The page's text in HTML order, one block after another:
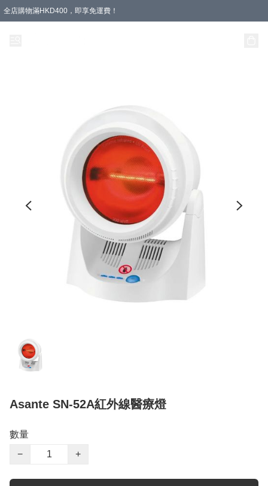
全店購物滿HKD400，即享免運費！
Asante SN-52A紅外線醫療燈
數量
−
+